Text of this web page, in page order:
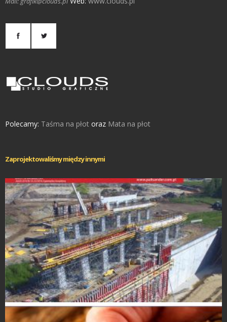
Polecamy: Taśma na płot oraz Mata na płot
Zaprojektowaliśmy między innymi
Biuletyny